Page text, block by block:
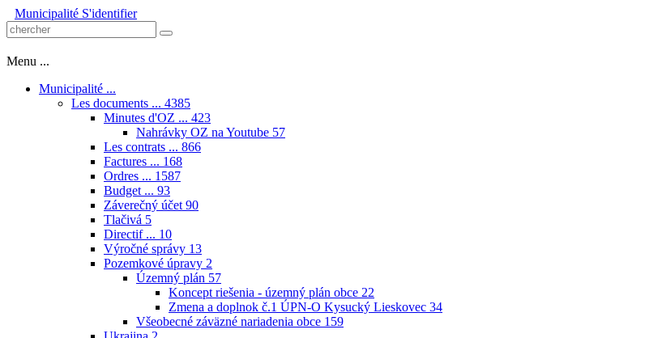
Municipalité S'identifier
Menu ...
Municipalité ...
Les documents ... 4385
Minutes d'OZ ... 423
Nahrávky OZ na Youtube 57
Les contrats ... 866
Factures ... 168
Ordres ... 1587
Budget ... 93
Záverečný účet 90
Tlačivá 5
Directif ... 10
Výročné správy 13
Pozemkové úpravy 2
Územný plán 57
Koncept riešenia - územný plán obce 22
Zmena a doplnok č.1 ÚPN-O Kysucký Lieskovec 34
Všeobecné záväzné nariadenia obce 159